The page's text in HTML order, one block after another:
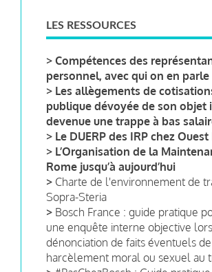
LES RESSOURCES
> Compétences des
personnel, avec qui on en parle
> Les allègements de
publique dévoyée de son objet
devenue une trappe à bas
> Le DUERP des IRP chez
> L’Organisation de la
Rome jusqu’à aujourd’hui
> Charte de l'environnement de
Sopra-Steria
> Bosch France : guide pratique
une enquête interne objective
dénonciation de faits éventuels de
harcèlement moral ou sexuel au